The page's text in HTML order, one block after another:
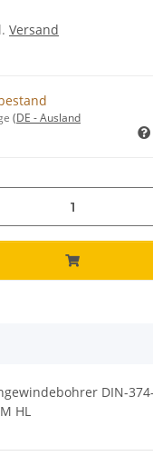
Versand
(DE - Ausland
DIN-
HL